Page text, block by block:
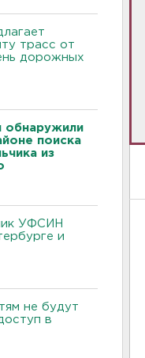
трасс от
дорожных
обнаружили
поиска
из
УФСИН
и
не будут
в